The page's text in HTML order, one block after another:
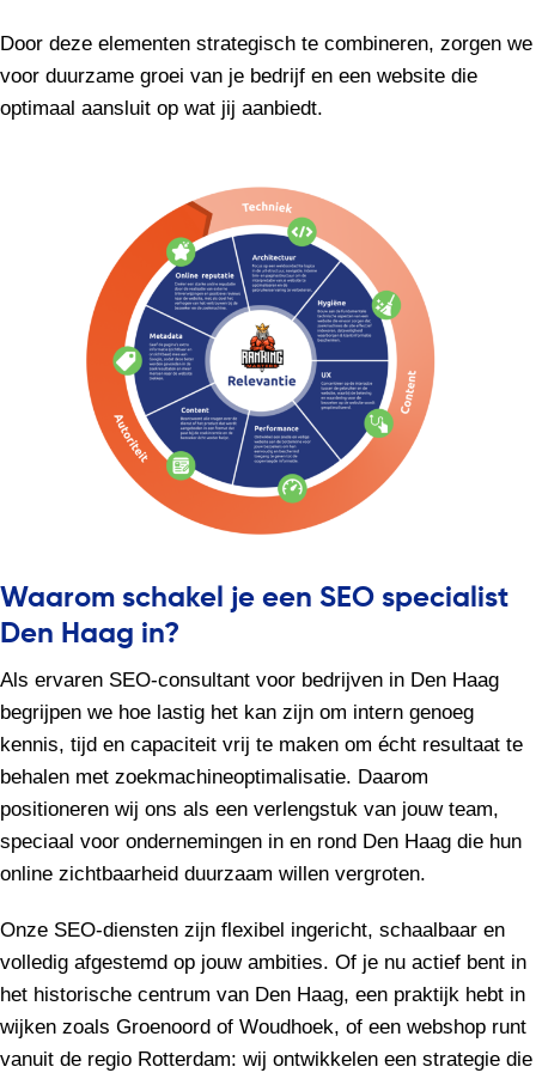
Door deze elementen strategisch te combineren, zorgen we
voor duurzame groei van je bedrijf en een website die
optimaal aansluit op wat jij aanbiedt.
Waarom schakel je een SEO specialist
Den Haag in?
Als ervaren SEO-consultant voor bedrijven in Den Haag
begrijpen we hoe lastig het kan zijn om intern genoeg
kennis, tijd en capaciteit vrij te maken om écht resultaat te
behalen met zoekmachineoptimalisatie. Daarom
positioneren wij ons als een verlengstuk van jouw team,
speciaal voor ondernemingen in en rond Den Haag die hun
online zichtbaarheid duurzaam willen vergroten.
Onze SEO-diensten zijn flexibel ingericht, schaalbaar en
volledig afgestemd op jouw ambities. Of je nu actief bent in
het historische centrum van Den Haag, een praktijk hebt in
wijken zoals Groenoord of Woudhoek, of een webshop runt
vanuit de regio Rotterdam: wij ontwikkelen een strategie die